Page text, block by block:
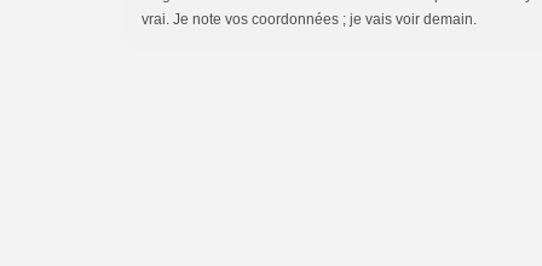
vrai. Je note vos coordonnées ; je vais voir demain.